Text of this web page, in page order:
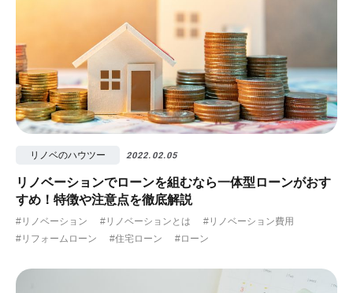
リノベのハウツー 2022.02.05
リノベーションでローンを組むなら一体型ローンがおす
すめ！特徴や注意点を徹底解説
#リノベーション #リノベーションとは
#リノベーション費用
#リフォームローン
#住宅ローン #ローン